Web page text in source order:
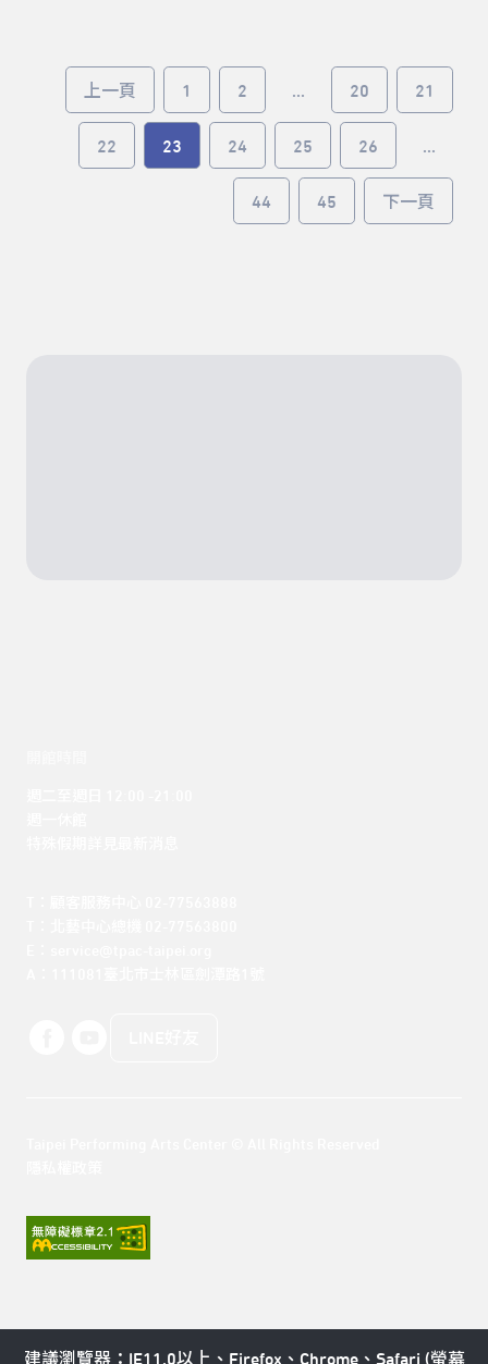
上一頁 1 2 ... 20 21
22 23 24 25 26 ...
44 45 下一頁
建議瀏覽器：IE11.0以上、Firefox、Chrome、Safari (螢幕